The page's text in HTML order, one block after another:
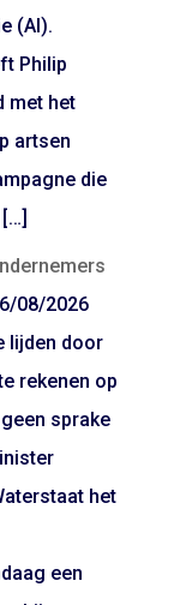
(AI).
Philip
met het
artsen
die
08/2026
lijden door
rekenen op
sprake
het
een